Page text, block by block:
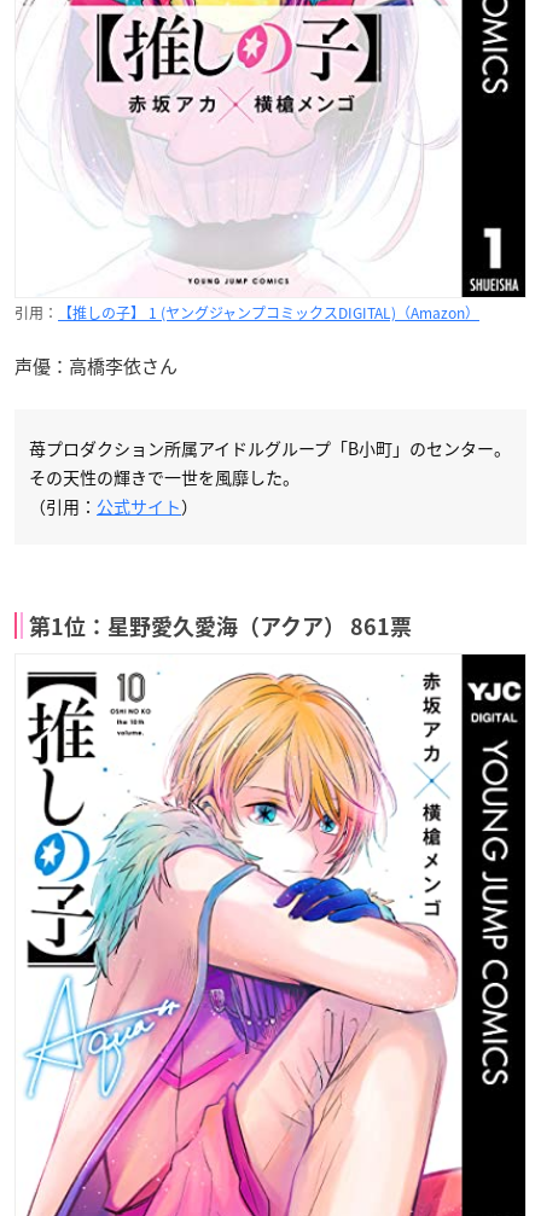
引用： 【推しの子】 1 (ヤングジャンプコミックスDIGITAL)（Amazon）
声優：高橋李依さん
苺プロダクション所属アイドルグループ「B小町」のセンター。
その天性の輝きで一世を風靡した。
（引用： 公式サイト）
第1位：星野愛久愛海（アクア） 861票